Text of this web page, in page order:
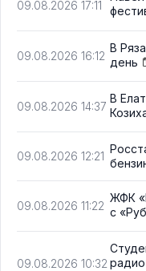
09.08.2026 17:11
09.08.2026 16:12
В
день
09.08.2026 14:37
В
09.08.2026 12:21
09.08.2026 11:22
ЖФК
с
09.08.2026 10:32